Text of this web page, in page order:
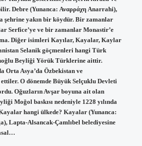
Debre (Yunanca: Αναρράχη Anarrahi),
şehrine yakın bir köydür. Bir zamanlar
Serfice’ye ve bir zamanlar Monastir’e
Diğer isimleri Kayılar, Kayalar, Kaylar
Selanik göçmenleri hangi Türk
Beyliği Yörük Türklerine aittir.
Orta Asya’da Özbekistan ve
O dönemde Büyük Selçuklu Devleti
Oğuzların Avşar boyuna ait olan
Moğol baskısı nedeniyle 1228 yılında
hangi ülkede? Kayalar (Yunanca:
Lapta-Alsancak-Çamlıbel belediyesine